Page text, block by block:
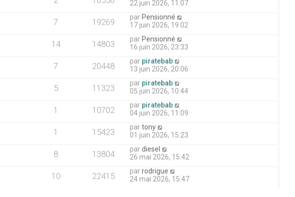
22 juin 2026, 11:07
7 19269 par Pensionné
17 juin 2026, 19:02
14 14803 par Pensionné
16 juin 2026, 23:33
7 20448 par piratebab
13 juin 2026, 20:06
5 11323 par piratebab
05 juin 2026, 10:44
1 10702 par piratebab
04 juin 2026, 11:09
1 15423 partony
01 juin 2026, 15:23
8 13804 pardiesel
26 mai 2026, 15:42
10 22415 parrodrigue
24 mai 2026, 15:47